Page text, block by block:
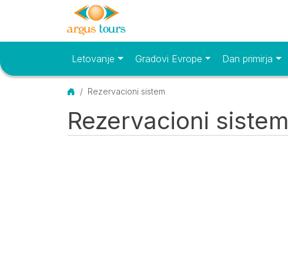
Osnovni meniLetovanje Gradovi Evrope Dan primirja
Početna
Rezervacioni sistem
Rezervacioni sistem